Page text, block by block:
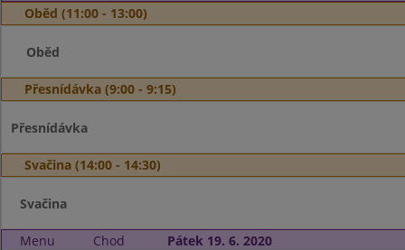
Oběd (11:00 - 13:00)
Oběd
Přesnídávka (9:00 - 9:15)
Přesnídávka
Svačina (14:00 - 14:30)
Svačina
Menu Chod
Pátek 19. 6. 2020